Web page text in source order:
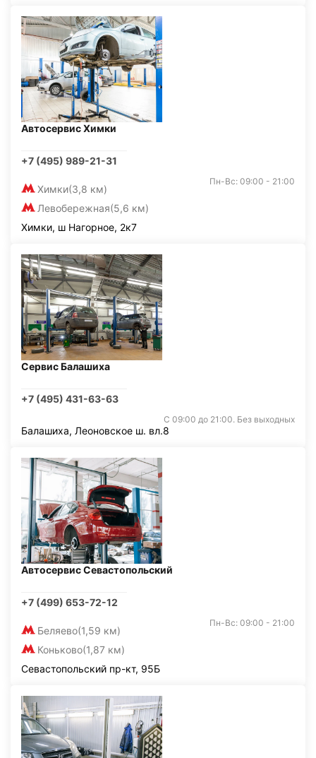
Автосервис Химки
+7 (495) 989-21-31
Химки(3,8 км)
Левобережная(5,6 км)
Пн-Вс: 09:00 - 21:00
Химки, ш Нагорное, 2к7
Сервис Балашиха
+7 (495) 431-63-63
С 09:00 до 21:00. Без выходных
Балашиха, Леоновское ш. вл.8
Автосервис Севастопольский
+7 (499) 653-72-12
Беляево(1,59 км)
Коньково(1,87 км)
Пн-Вс: 09:00 - 21:00
Севастопольский пр-кт, 95Б